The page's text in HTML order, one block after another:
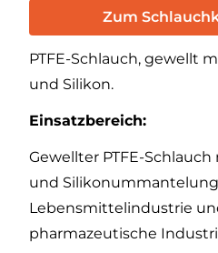
Zum
PTFE-Schlauch, gewellt
und Silikon.
Einsatzbereich:
Gewellter PTFE-
und
Lebensmittelindustrie
pharmazeutische